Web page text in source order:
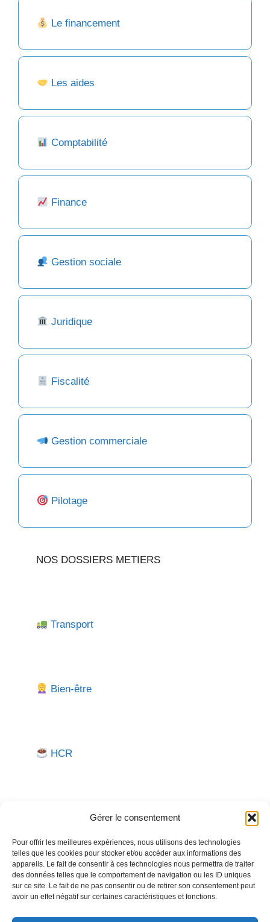
Gérer le consentement
Pour offrir les meilleures expériences, nous utilisons des technologies
telles que les cookies pour stocker et/ou accéder aux informations des
appareils. Le fait de consentir à ces technologies nous permettra de traiter
des données telles que le comportement de navigation ou les ID uniques
sur ce site. Le fait de ne pas consentir ou de retirer son consentement peut
avoir un effet négatif sur certaines caractéristiques et fonctions.
Le financement
Les aides
Comptabilité
Finance
Gestion sociale
Juridique
Fiscalité
Gestion commerciale
Pilotage
NOS DOSSIERS METIERS
Transport
Bien-être
HCR
Besoin d'aide pour créer ou gérer votre entreprise ?
Un expert vous répond.
Nous contacter →